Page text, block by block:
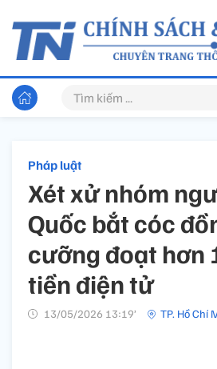
Pháp luật
Xét xử nhóm
Quốc bắt cóc
cưỡng đoạt hơn
tiền điện tử
13/05/2026 13:19’ TP. Hồ Chí